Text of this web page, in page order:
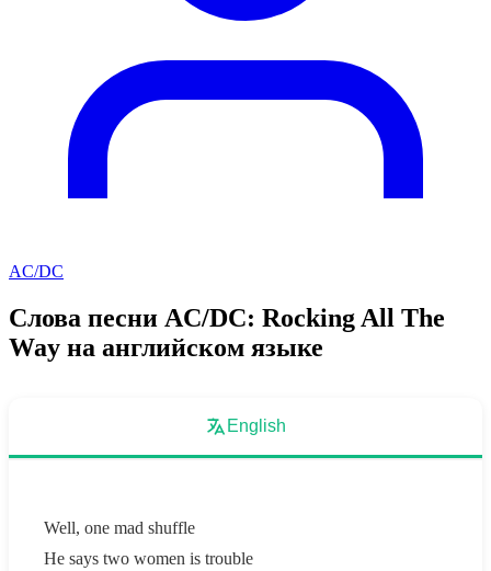
AC/DC
Слова песни AC/DC: Rocking All The
Way на английском языке
English
Well, one mad shuffle
He says two women is trouble